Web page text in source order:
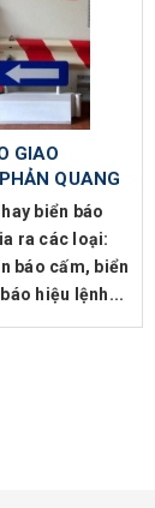
GIAO
QUANG
biển báo
ra các loại:
báo cấm, biển
hiệu lệnh...